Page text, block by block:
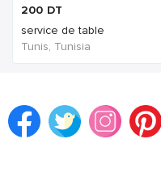
200 DT
service de table
Tunis, Tunisia